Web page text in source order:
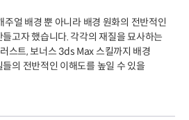
주얼 배경 뿐 아니라 배경 원화의 전반적인
고자 했습니다. 각각의 재질을 묘사하는
스트, 보너스 3ds Max 스킬까지 배경
의 전반적인 이해도를 높일 수 있을